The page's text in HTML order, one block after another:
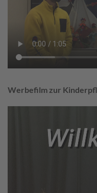
Werbefilm zur